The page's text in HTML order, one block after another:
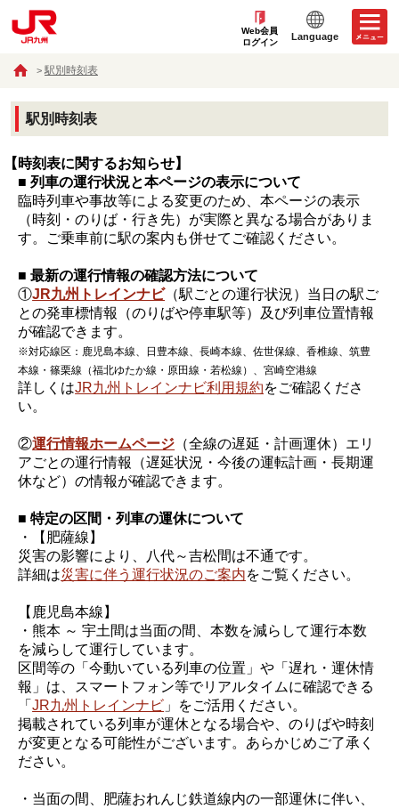
Web会員
ログイン
Language
駅別時刻表
駅別時刻表
【時刻表に関するお知らせ】
■ 列車の運行状況と本ページの表示について
臨時列車や事故等による変更のため、本ページの表示
（時刻・のりば・行き先）が実際と異なる場合がありま
す。ご乗車前に駅の案内も併せてご確認ください。
■ 最新の運行情報の確認方法について
①JR九州トレインナビ（駅ごとの運行状況）当日の駅ご
との発車標情報（のりばや停車駅等）及び列車位置情報
が確認できます。
※対応線区：鹿児島本線、日豊本線、長崎本線、佐世保線、香椎線、筑豊
本線・篠栗線（福北ゆたか線・原田線・若松線）、宮崎空港線
詳しくはJR九州トレインナビ利用規約をご確認くださ
い。
②運行情報ホームページ （全線の遅延・計画運休）エリ
アごとの運行情報（遅延状況・今後の運転計画・長期運
休など）の情報が確認できます。
■ 特定の区間・列車の運休について
・【肥薩線】
災害の影響により、八代～吉松間は不通です。
詳細は災害に伴う運行状況のご案内をご覧ください。
【鹿児島本線】
・熊本 ～ 宇土間は当面の間、本数を減らして運行本数
を減らして運行しています。
区間等の「今動いている列車の位置」や「遅れ・運休情
報」は、スマートフォン等でリアルタイムに確認できる
「JR九州トレインナビ 」をご活用ください。
掲載されている列車が運休となる場合や、のりばや時刻
が変更となる可能性がございます。あらかじめご了承く
ださい。
・当面の間、肥薩おれんじ鉄道線内の一部運休に伴い、